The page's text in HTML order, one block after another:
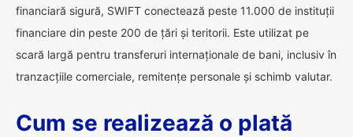
financiară sigură, SWIFT conectează peste 11.000 de instituții
financiare din peste 200 de țări și teritorii. Este utilizat pe
scară largă pentru transferuri internaționale de bani, inclusiv în
tranzacțiile comerciale, remitențe personale și schimb valutar.
Cum se realizează o plată